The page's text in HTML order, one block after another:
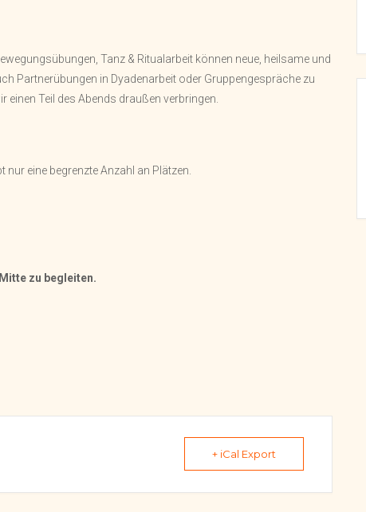
Tanz & Ritualarbeit können neue, heilsame und
Partnerübungen in Dyadenarbeit oder Gruppengespräche zu
Teil des Abends draußen verbringen.
nur eine begrenzte Anzahl an Plätzen.
zu begleiten.
+ iCal Export